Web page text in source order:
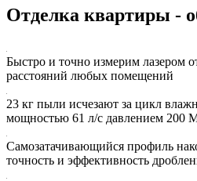
Отделка квартиры -
Быстро и точно измерим лазером
расстояний любых помещений
23 кг пыли исчезают за цикл
мощностью 61 л/с давлением 200
Самозатачивающийся профиль
точность и эффективность